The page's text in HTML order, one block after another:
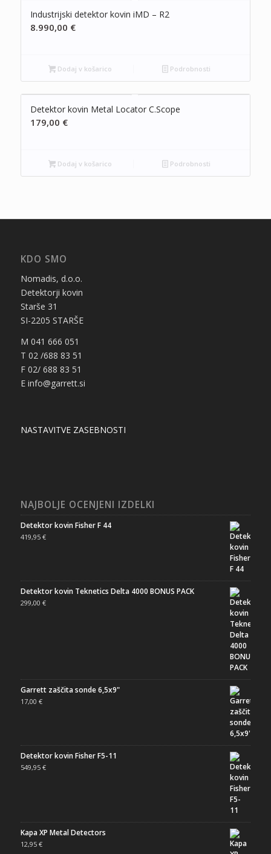
Industrijski detektor kovin iMD – R2
8.990,00 €
Dodaj v košarico Podrobnosti
Detektor kovin Metal Locator C.Scope
179,00 €
Dodaj v košarico Podrobnosti
KDO SMO
Nomadis, d.o.o.
Detektorji kovin
Starše 31
SI-2205 STARŠE
M 041 666 051
T 02 /688 83 51
F 02/ 688 83 51
E info@garrett.si
NASTAVITVE ZASEBNOSTI
NAJBOLJE OCENJENI IZDELKI
Detektor kovin Fisher F 44
419,95 €
Detektor kovin Teknetics Delta 4000 BONUS PACK
299,00 €
Garrett zaščita sonde 6,5x9"
17,00 €
Detektor kovin Fisher F5-11
549,95 €
Kapa XP Metal Detectors
12,95 €